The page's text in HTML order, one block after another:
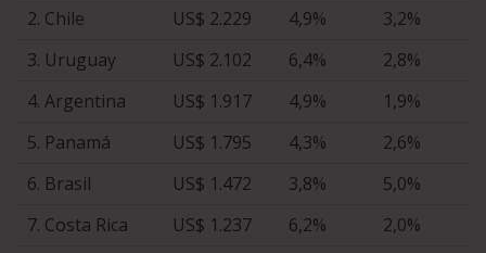
2. Chile
US$ 2.229 4,9%
3,2%
3. Uruguay
US$ 2.102 6,4%
2,8%
4. Argentina
US$ 1.917 4,9%
1,9%
5. Panamá
US$ 1.795 4,3%
2,6%
6. Brasil
US$ 1.472 3,8%
5,0%
7. Costa Rica
US$ 1.237 6,2%
2,0%